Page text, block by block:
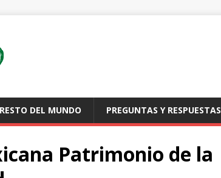
RESTO DEL MUNDO PREGUNTAS Y RESPUESTAS
Patrimonio de la